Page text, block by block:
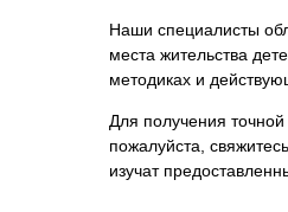
Наши специалисты
места жительства
методиках и
Для получения
пожалуйста,
изучат